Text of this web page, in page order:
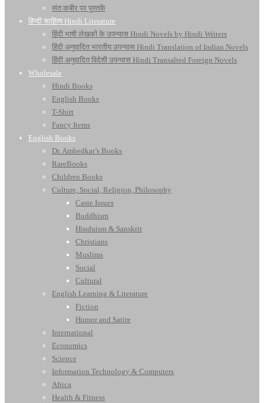
संत कबीर पर पुस्तकें
हिन्दी साहित्य Hindi Literature
हिंदी भाषी लेखकों के उपन्यास Hindi Novels by Hindi Writers
हिंदी अनुवादित भारतीय उपन्यास Hindi Translation of Indian Novels
हिंदी अनुवादित विदेशी उपन्यास Hindi Transalted Foreign Novels
Wholesale
Hindi Books
English Books
T-Shirt
Fancy Items
English Books
Dr. Ambedkar’s Books
RareBooks
Children Books
Culture, Social, Religion, Philosophy
Caste Issues
Buddhism
Hinduism & Sanskrit
Christians
Muslims
Social
Cultural
English Learning & Literature
Fiction
Humor and Satire
International
Economics
Science
Information Technology & Computers
Africa
Health & Fitness